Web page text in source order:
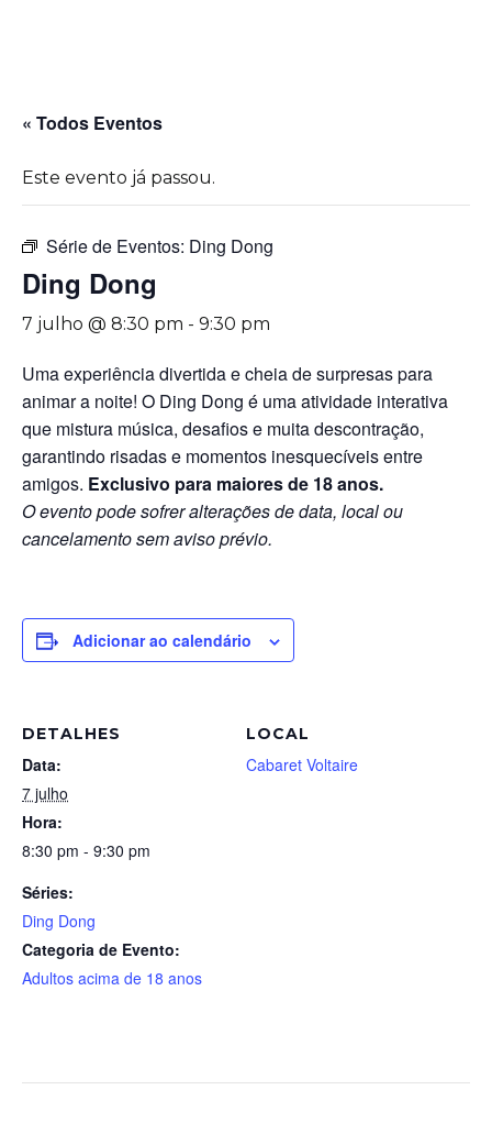
« Todos Eventos
Este evento já passou.
Série de Eventos: Ding Dong
Ding Dong
7 julho @ 8:30 pm - 9:30 pm
Uma experiência divertida e cheia de surpresas para
animar a noite! O Ding Dong é uma atividade interativa
que mistura música, desafios e muita descontração,
garantindo risadas e momentos inesquecíveis entre
amigos. Exclusivo para maiores de 18 anos.
O evento pode sofrer alterações de data, local ou
cancelamento sem aviso prévio.
Adicionar ao calendário
DETALHES
Data:
7 julho
Hora:
8:30 pm - 9:30 pm
Séries:
Ding Dong
Categoria de Evento:
Adultos acima de 18 anos
LOCAL
Cabaret Voltaire